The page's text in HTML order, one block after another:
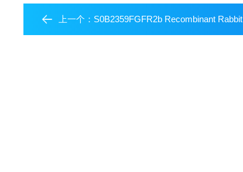
上一个： S0B2359FGFR2b Recombinant Rabbit mAb (SDT-423-121)